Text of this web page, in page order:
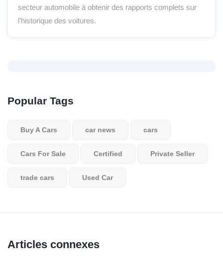
secteur automobile à obtenir des rapports complets sur
l’historique des voitures.
Popular Tags
Buy A Cars car news cars
Cars For Sale Certified Private Seller
trade cars Used Car
Articles connexes